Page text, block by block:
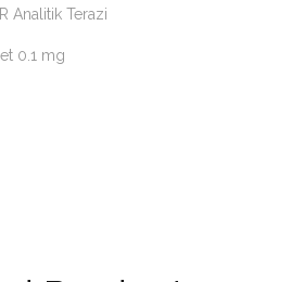
Analitik Terazi
0.1 mg